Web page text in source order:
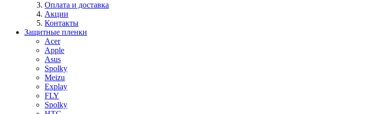
Оплата и доставка
Акции
Контакты
Защитные пленки
Acer
Apple
Asus
Spolky
Meizu
Explay
FLY
Spolky